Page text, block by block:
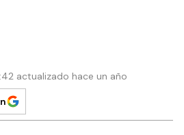
actualizado hace un año